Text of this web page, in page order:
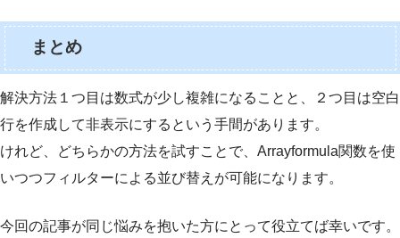
まとめ
解決方法１つ目は数式が少し複雑になることと、２つ目は空白
行を作成して非表示にするという手間があります。
けれど、どちらかの方法を試すことで、Arrayformula関数を使
いつつフィルターによる並び替えが可能になります。
今回の記事が同じ悩みを抱いた方にとって役立てば幸いです。